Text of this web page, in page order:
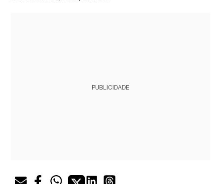
PUBLICIDADE